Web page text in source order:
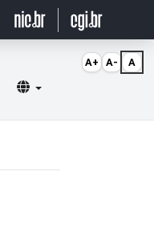
Selecionar idioma
A+ A- A